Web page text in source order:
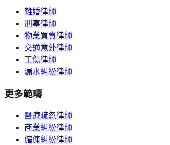
離婚律師
刑事律師
物業買賣律師
交通意外律師
工傷律師
漏水糾紛律師
更多範疇
醫療疏忽律師
商業糾紛律師
僱傭糾紛律師